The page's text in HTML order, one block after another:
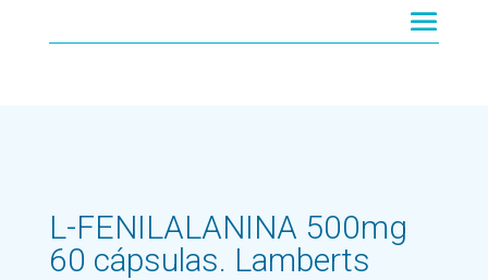
L-FENILALANINA 500mg
60 cápsulas. Lamberts